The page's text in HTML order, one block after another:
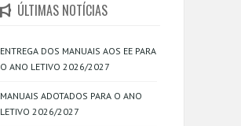
ÚLTIMAS NOTÍCIAS
ENTREGA DOS MANUAIS AOS EE PARA
O ANO LETIVO 2026/2027
MANUAIS ADOTADOS PARA O ANO
LETIVO 2026/2027